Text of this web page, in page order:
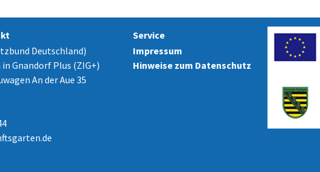
Deutschland)
Gnandorf Plus (ZIG+)
An der Aue 35
Service
Impressum
Hinweise zum Datenschutz